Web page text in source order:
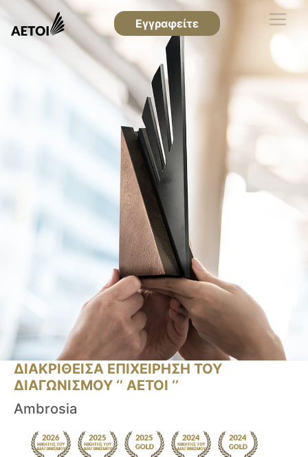
Εγγραφείτε
ΔΙΑΚΡΙΘΕΙΣΑ ΕΠΙΧΕΙΡΗΣΗ ΤΟΥ
ΔΙΑΓΩΝΙΣΜΟΥ ‘’ ΑΕΤΟΙ ‘’
Ambrosia